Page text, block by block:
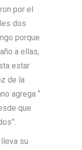
por el
dos
porque
a ellas,
estar
de la
agrega “
que
su